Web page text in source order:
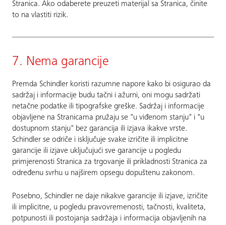
Stranica. Ako odaberete preuzeti materijal sa Stranica, činite
to na vlastiti rizik.
7. Nema garancije
Premda Schindler koristi razumne napore kako bi osigurao da
sadržaj i informacije budu tačni i ažurni, oni mogu sadržati
netačne podatke ili tipografske greške. Sadržaj i informacije
objavljene na Stranicama pružaju se "u viđenom stanju" i "u
dostupnom stanju" bez garancija ili izjava ikakve vrste.
Schindler se odriče i isključuje svake izričite ili implicitne
garancije ili izjave uključujući sve garancije u pogledu
primjerenosti Stranica za trgovanje ili prikladnosti Stranica za
određenu svrhu u najširem opsegu dopuštenu zakonom.
Posebno, Schindler ne daje nikakve garancije ili izjave, izričite
ili implicitne, u pogledu pravovremenosti, tačnosti, kvaliteta,
potpunosti ili postojanja sadržaja i informacija objavljenih na